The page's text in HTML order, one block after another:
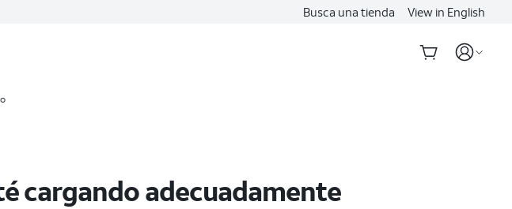
Busca una tienda View in English
cargando adecuadamente